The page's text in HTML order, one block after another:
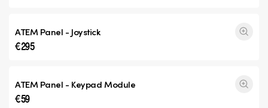
ATEM Panel - Joystick
€295
ATEM Panel - Keypad Module
€59